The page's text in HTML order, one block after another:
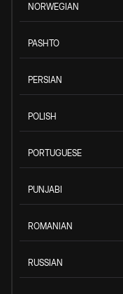
NORWEGIAN
PASHTO
PERSIAN
POLISH
PORTUGUESE
PUNJABI
ROMANIAN
RUSSIAN